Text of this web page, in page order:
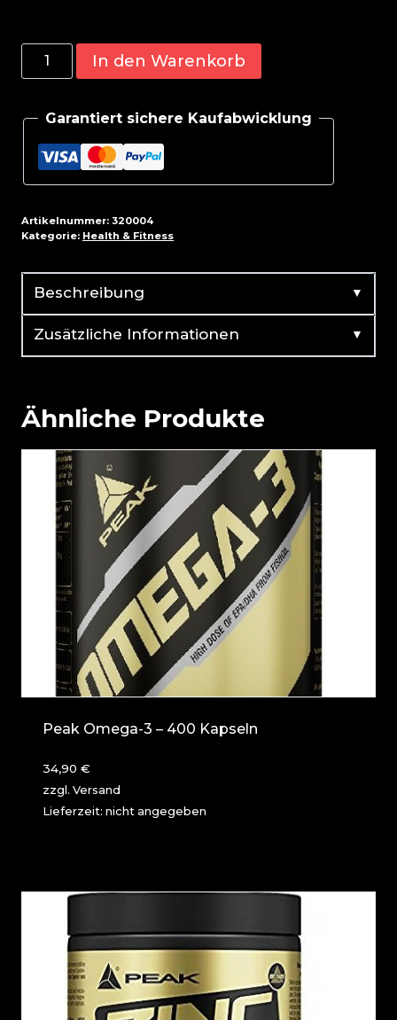
Scitec
EAA
400g
Menge
In den Warenkorb
Garantiert sichere Kaufabwicklung
Artikelnummer: 320004
Kategorie: Health & Fitness
Beschreibung ▼
Zusätzliche Informationen ▼
Ähnliche Produkte
Peak Omega-3 – 400 Kapseln
34,90 €
zzgl. Versand
Lieferzeit: nicht angegeben